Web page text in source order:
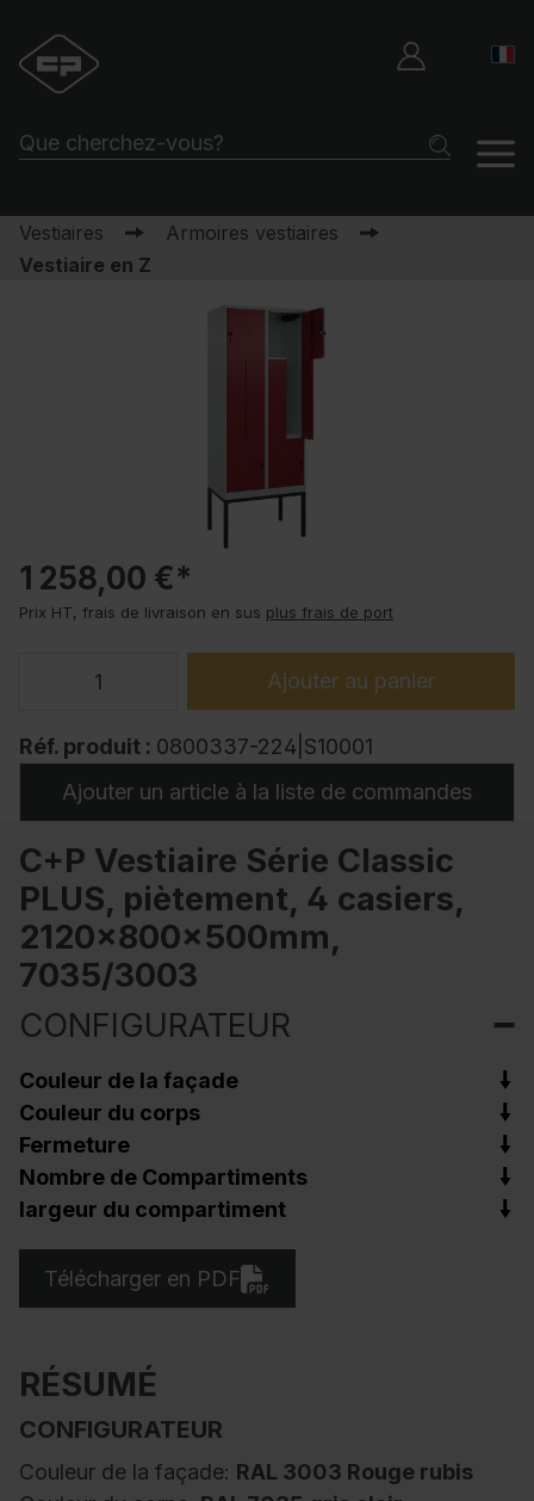
Vestiaires
Armoires vestiaires
Vestiaire en Z
1 258,00 €*
Prix HT, frais de livraison en sus plus frais de port
Ajouter au panier
Réf. produit : 0800337-224|S10001
Ajouter un article à la liste de commandes
C+P Vestiaire Série Classic
PLUS, piètement, 4 casiers,
2120x800x500mm,
7035/3003
CONFIGURATEUR
Couleur de la façade
Couleur du corps
Fermeture
Nombre de Compartiments
largeur du compartiment
Télécharger en PDF
RÉSUMÉ
CONFIGURATEUR
Couleur de la façade: RAL 3003 Rouge rubis